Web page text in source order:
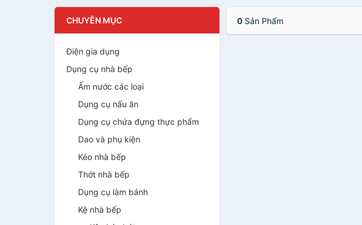
CHUYÊN MỤC
Điện gia dụng
Dụng cụ nhà bếp
Ấm nước các loại
Dụng cụ nấu ăn
Dụng cụ chứa đựng thực phẩm
Dao và phụ kiện
Kéo nhà bếp
Thớt nhà bếp
Dụng cụ làm bánh
Kệ nhà bếp
0Sản Phẩm